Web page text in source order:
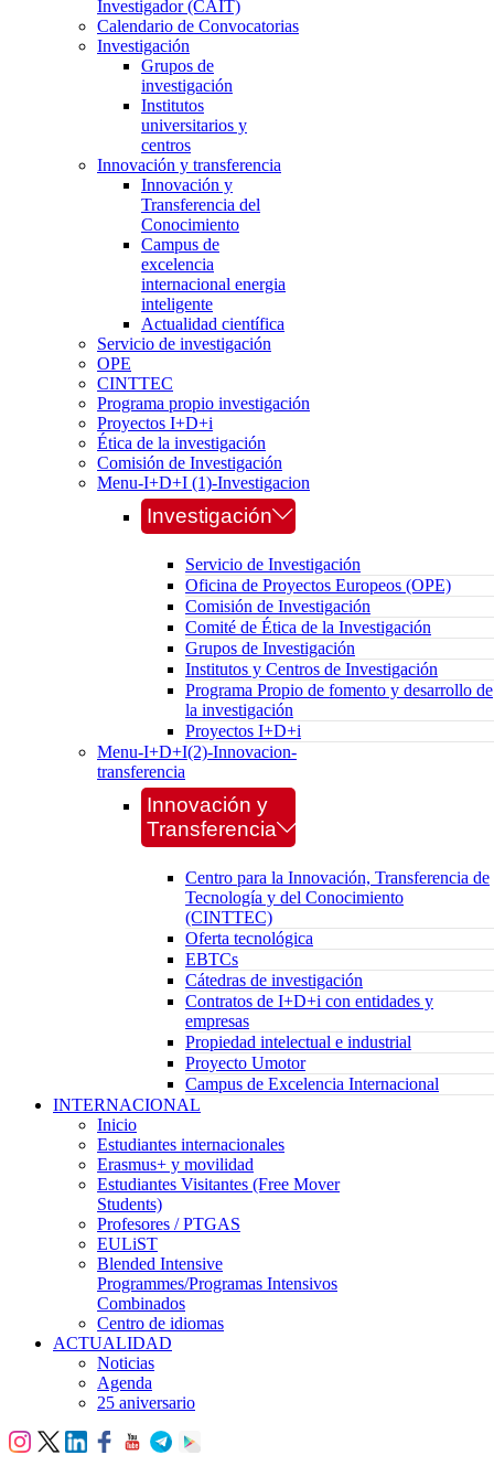
Investigador (CAIT)
Calendario de Convocatorias
Investigación
Grupos de
investigación
Institutos
universitarios y
centros
Innovación y transferencia
Innovación y
Transferencia del
Conocimiento
Campus de
excelencia
internacional energia
inteligente
Actualidad científica
Servicio de investigación
OPE
CINTTEC
Programa propio investigación
Proyectos I+D+i
Ética de la investigación
Comisión de Investigación
Menu-I+D+I (1)-Investigacion
Investigación
Servicio de Investigación
Oficina de Proyectos Europeos (OPE)
Comisión de Investigación
Comité de Ética de la Investigación
Grupos de Investigación
Institutos y Centros de Investigación
Programa Propio de fomento y desarrollo de
la investigación
Proyectos I+D+i
Menu-I+D+I(2)-Innovacion-
transferencia
Innovación y
Transferencia
Centro para la Innovación, Transferencia de
Tecnología y del Conocimiento
(CINTTEC)
Oferta tecnológica
EBTCs
Cátedras de investigación
Contratos de I+D+i con entidades y
empresas
Propiedad intelectual e industrial
Proyecto Umotor
Campus de Excelencia Internacional
INTERNACIONAL
Inicio
Estudiantes internacionales
Erasmus+ y movilidad
Estudiantes Visitantes (Free Mover
Students)
Profesores / PTGAS
EULiST
Blended Intensive
Programmes/Programas Intensivos
Combinados
Centro de idiomas
ACTUALIDAD
Noticias
Agenda
25 aniversario